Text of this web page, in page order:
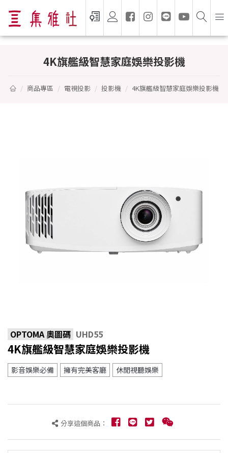
4K旗艦級智慧家庭娛樂投影機 - OPTOMA
4K旗艦級智慧家庭娛樂投影機
商品專區 電視投影 投影機 4K旗艦級智慧家庭娛樂投影機
OPTOMA 奧圖碼 UHD55
4K旗艦級智慧家庭娛樂投影機
影音娛樂必備 擁有完美客廳 休閒視聽娛樂
分享這個商品：